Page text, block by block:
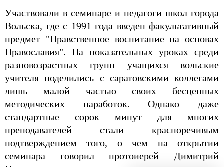
Участвовали в семинаре и педагоги школ города
Вольска, где с 1991 года введен факультативный
предмет "Нравственное воспитание на основах
Православия". На показательных уроках среди
разновозрастных групп учащихся вольские
учителя поделились с саратовскими коллегами
лишь малой частью своих бесценных
методических наработок. Однако даже
стандартные сорок минут для многих
преподавателей стали красноречивым
подтверждением того, о чем на открытии
семинара говорил протоиерей Димитрий